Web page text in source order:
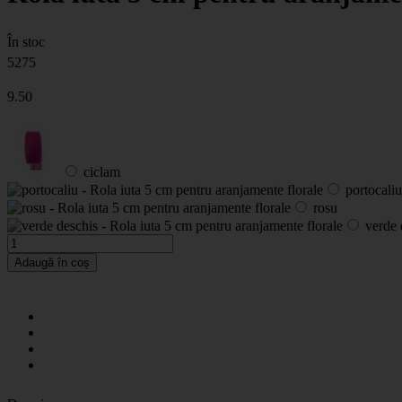
În stoc
5275
9.50
ciclam
portocaliu
rosu
verde
Adaugă în coș